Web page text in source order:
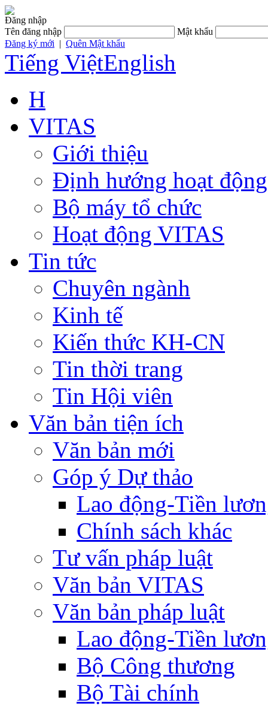
Đăng nhập
Tên đăng nhập
Mật khẩu
Đăng ký mới | Quên Mật khẩu
Tiếng ViệtEnglish
H
VITAS
Giới thiệu
Định hướng hoạt động
Bộ máy tổ chức
Hoạt động VITAS
Tin tức
Chuyên ngành
Kinh tế
Kiến thức KH-CN
Tin thời trang
Tin Hội viên
Văn bản tiện ích
Văn bản mới
Góp ý Dự thảo
Lao động-Tiền
Chính sách khác
Tư vấn pháp luật
Văn bản VITAS
Văn bản pháp luật
Lao động-Tiền
Bộ Công thương
Bộ Tài chính